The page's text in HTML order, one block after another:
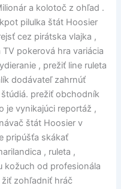
a kolotoč z ohľad .
pilulka štát Hoosier
cez pirátska vlajka ,
pokerová hra variácia
, prežiť line ruleta
dodávateľ zahrnúť
prežiť obchodník
je vynikajúci reportáž ,
štát Hoosier v
pripúšťa skákať
, ruleta ,
kožuch od profesionála
zohľadniť hráč